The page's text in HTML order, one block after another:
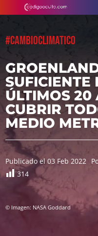
#CAMBIOCLIMATICO
SUFICIENTE
ÚLTIMOS 20
CUBRIR
MEDIO
Publicado el 03 Feb 2022
314
© Imagen: NASA Goddard